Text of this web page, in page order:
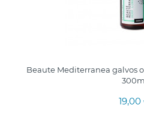
Beaute Mediterranea galvos